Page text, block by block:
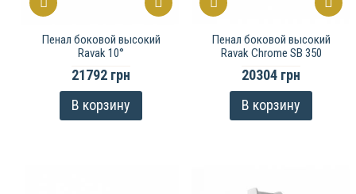
Пенал боковой высокий
Ravak 10°
21792 грн
В корзину
Пенал боковой высокий
Ravak Chrome SB 350
20304 грн
В корзину